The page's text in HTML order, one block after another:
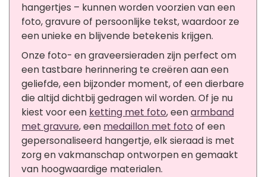
hangertjes – kunnen worden voorzien van een
foto, gravure of persoonlijke tekst, waardoor ze
een unieke en blijvende betekenis krijgen.
Onze foto- en graveersieraden zijn perfect om
een tastbare herinnering te creëren aan een
geliefde, een bijzonder moment, of een dierbare
die altijd dichtbij gedragen wil worden. Of je nu
kiest voor een ketting met foto, eenarmband
met gravure, een medaillon met foto of een
gepersonaliseerd hangertje, elk sieraad is met
zorg en vakmanschap ontworpen en gemaakt
van hoogwaardige materialen.